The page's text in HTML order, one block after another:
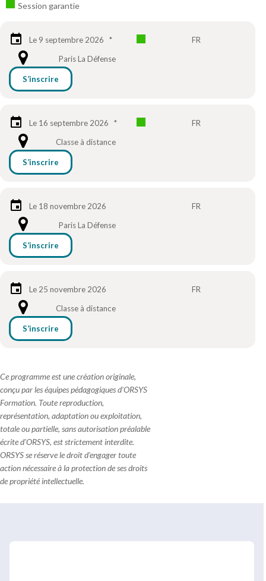
Session garantie
Le 9 septembre 2026 *
FR
Paris La Défense
S’inscrire
Le 16 septembre 2026 *
FR
Classe à distance
S’inscrire
Le 18 novembre 2026
FR
Paris La Défense
S’inscrire
Le 25 novembre 2026
FR
Classe à distance
S’inscrire
Ce programme est une création originale,
conçu par les équipes pédagogiques d'ORSYS
Formation. Toute reproduction,
représentation, adaptation ou exploitation,
totale ou partielle, sans autorisation préalable
écrite d'ORSYS, est strictement interdite.
ORSYS se réserve le droit d'engager toute
action nécessaire à la protection de ses droits
de propriété intellectuelle.